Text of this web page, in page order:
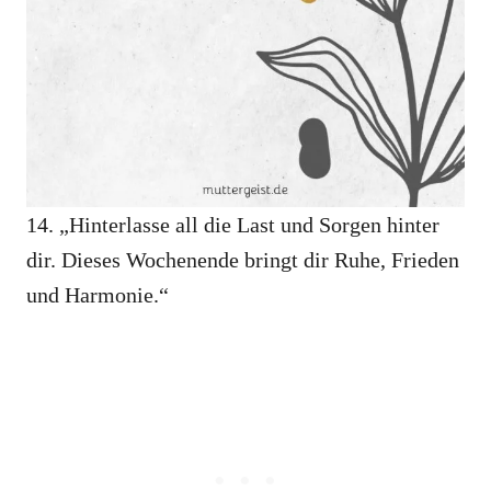
14. „Hinterlasse all die Last und Sorgen hinter
dir. Dieses Wochenende bringt dir Ruhe, Frieden
und Harmonie.“